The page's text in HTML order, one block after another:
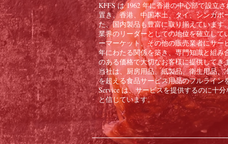
KFFS は 1962 年に香港の中心部で設立
置き、香港、中国本土、タイ、シンガポ
た、国内製品も豊富に取り揃えています
業界のリーダーとしての地位を確立し
ーマーケット、その他の販売業者にサ
年にわたる関係を築き、専門知識と組
のある価格で大切なお客様に提供してき
当社は、厨房用品、紙製品、衛生用品、
を超える食品サービス用品のフルライン
Service は、サービスを提供するのに十
と信じています。